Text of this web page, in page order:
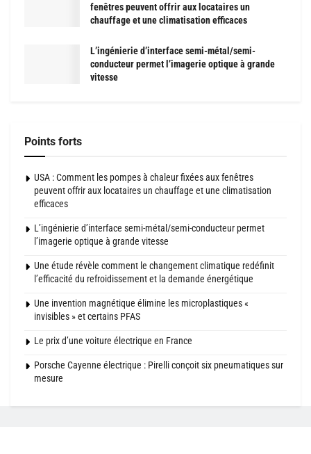
fenêtres peuvent offrir aux locataires un
chauffage et une climatisation efficaces
L’ingénierie d’interface semi-métal/semi-
conducteur permet l’imagerie optique à grande
vitesse
Points forts
USA : Comment les pompes à chaleur fixées aux fenêtres
peuvent offrir aux locataires un chauffage et une climatisation
efficaces
L’ingénierie d’interface semi-métal/semi-conducteur permet
l’imagerie optique à grande vitesse
Une étude révèle comment le changement climatique redéfinit
l’efficacité du refroidissement et la demande énergétique
Une invention magnétique élimine les microplastiques «
invisibles » et certains PFAS
Le prix d’une voiture électrique en France
Porsche Cayenne électrique : Pirelli conçoit six pneumatiques sur
mesure